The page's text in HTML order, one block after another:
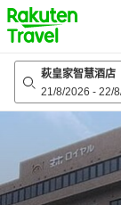
to
top
page
萩皇家智慧酒店
21/8/2026 - 22/